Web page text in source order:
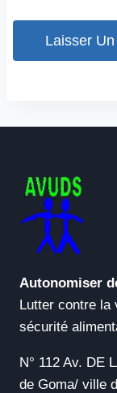
Autonomiser
Lutter contre la
sécurité
N° 112 Av. DE
de Goma/ ville